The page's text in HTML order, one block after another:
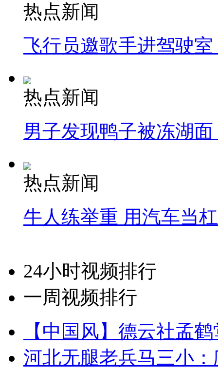
热点新闻
飞行员邀歌手进驾驶
热点新闻
男子发现鸭子被冻湖
热点新闻
牛人练举重 用汽车当
24小时视频排行
一周视频排行
【中国风】德云社孟
河北无腿老兵马三小